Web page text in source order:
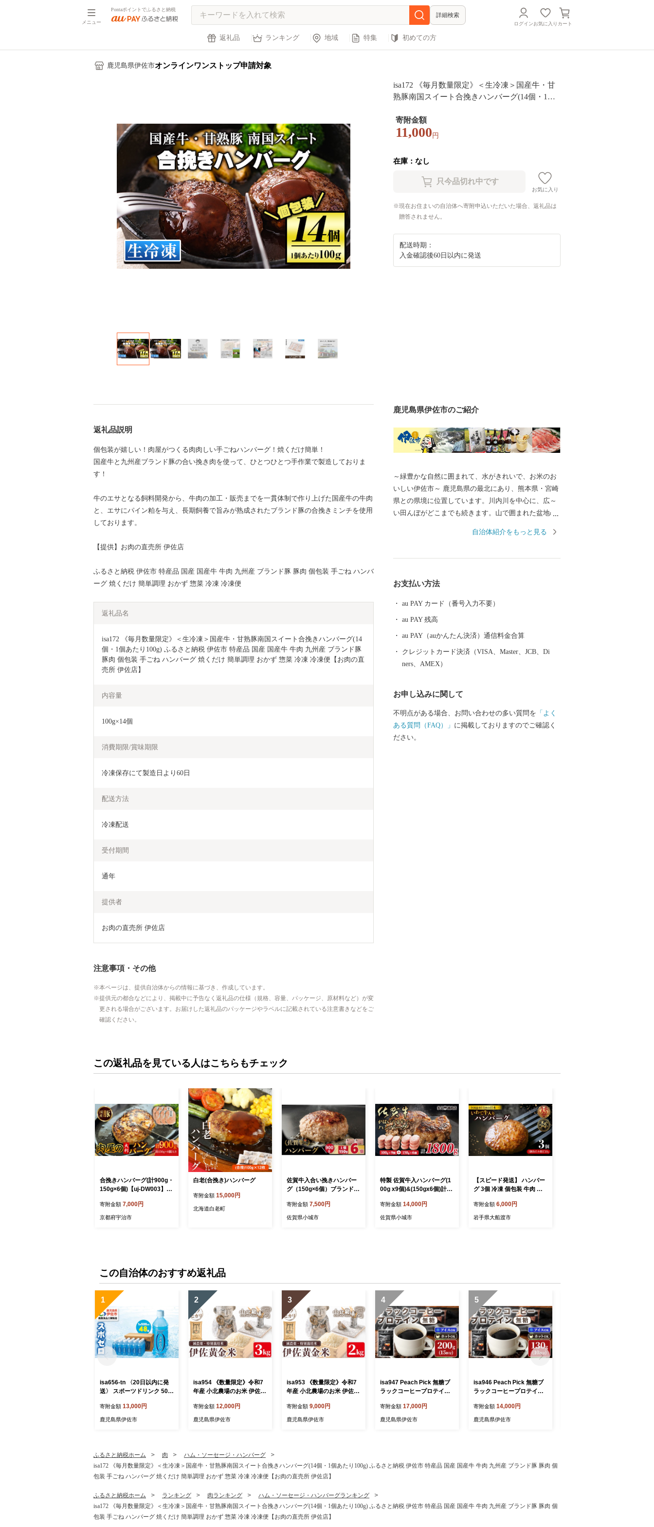
メニュー
Pontaポイントでふるさと納税
詳細検索
ログインお気に入り カート
返礼品 ランキング 地域 特集 初めての方
鹿児島県伊佐市オンラインワンストップ申請対象
isa172 《毎月数量限定》＜生冷凍＞国産牛・甘
熟豚南国スイート合挽きハンバーグ(14個・1個
国産牛 牛肉 九州産 ブランド豚 豚肉 個包装 手ご
ね ハンバーグ 焼くだけ 簡単調理 おかず 惣菜 冷
寄附金額
11,000 円
在庫：なし
お気に入り
現在お住まいの自治体へ寄附申込いただいた場合、返礼品は
贈答されません。
配送時期：
入金確認後60日以内に発送
返礼品説明
個包装が嬉しい！肉屋がつくる肉肉しい手ごねハンバーグ！焼くだけ簡単！
国産牛と九州産ブランド豚の合い挽き肉を使って、ひとつひとつ手作業で製造しておりま
す！
牛のエサとなる飼料開発から、牛肉の加工・販売までを一貫体制で作り上げた国産牛の牛肉
と、エサにパイン粕を与え、長期飼養で旨みが熟成されたブランド豚の合挽きミンチを使用
しております。
【提供】お肉の直売所 伊佐店
ふるさと納税 伊佐市 特産品 国産 国産牛 牛肉 九州産 ブランド豚 豚肉 個包装 手ごね ハンバ
ーグ 焼くだけ 簡単調理 おかず 惣菜 冷凍 冷凍便
返礼品名
isa172 《毎月数量限定》＜生冷凍＞国産牛・甘熟豚南国スイート合挽きハンバーグ(14
個・1個あたり100g) ふるさと納税 伊佐市 特産品 国産 国産牛 牛肉 九州産 ブランド豚
豚肉 個包装 手ごね ハンバーグ 焼くだけ 簡単調理 おかず 惣菜 冷凍 冷凍便【お肉の直
売所 伊佐店】
内容量
100g×14個
消費期限/賞味期限
冷凍保存にて製造日より60日
配送方法
冷凍配送
受付期間
通年
提供者
お肉の直売所 伊佐店
注意事項・その他
本ページは、提供自治体からの情報に基づき、作成しています。
提供元の都合などにより、掲載中に予告なく返礼品の仕様（規格、容量、パッケージ、原材料など）が変
更される場合がございます。お届けした返礼品のパッケージやラベルに記載されている注意書きなどをご
確認ください。
鹿児島県伊佐市のご紹介
～緑豊かな自然に囲まれて、水がきれいで、お米のお
いしい伊佐市～ 鹿児島県の最北にあり、熊本県・宮崎
県との県境に位置しています。川内川を中心に、広～
い田んぼがどこまでも続きます。山で囲まれた盆地の
しく『鹿児島の北海道』と言われるほどです。 伊佐市
自治体紹介をもっと見る
お支払い方法
au PAY カード（番号入力不要）
au PAY 残高
au PAY（auかんたん決済）通信料金合算
クレジットカード決済（VISA、Master、JCB、Di
ners、AMEX）
お申し込みに関して
不明点がある場合、お問い合わせの多い質問を 「よく
ある質問（FAQ）」 に掲載しておりますのでご確認く
ださい。
この返礼品を見ている人はこちらもチェック
合挽きハンバーグ(計900g・
150g×6個)【uj-DW003】
esh TAKAMI】
寄附金額 7,000円
京都府宇治市
白老(合挽き)ハンバーグ
寄附金額 15,000円
北海道白老町
佐賀牛入合い挽きハンバー
グ（150g×6個）ブランド牛
凍保存 ハンバーグ 焼くだけ
ミンチ肉 豚ミンチ 佐賀産豚
寄附金額 7,500円
佐賀県小城市
特製 佐賀牛入ハンバーグ(1
00g x9個)&(150gx6個)計18
ーシー 豚肉 冷凍保存 ハン
バーグ 焼くだけ ミンチ肉
寄附金額 14,000円
佐賀県小城市
【スピード発送】 ハンバー
グ 3個 冷凍 個包装 牛肉 肉
豚 合い挽き 合挽き 手作り
黒毛和牛 A5 A5ランク 簡単
寄附金額 6,000円
岩手県大船渡市
この自治体のおすすめ返礼品
1
isa656-tn 〈20日以内に発
送〉 スポーツドリンク 500
トル カロリーゼロ 天然アル
カリ 温泉水 でつくった ス
ル成分(ナトリウム) がたっ
含有 【財宝】
寄附金額 13,000円
鹿児島県伊佐市
2
isa954 《数量限定》令和7
年産 小北農場のお米 伊佐黄
児島 伊佐 お米 特別栽培米
伊佐米 白米 ヒノヒカリ ひ
寄附金額 12,000円
鹿児島県伊佐市
3
isa953 《数量限定》令和7
年産 小北農場のお米 伊佐黄
児島 伊佐 お米 特別栽培米
伊佐米 白米 ヒノヒカリ ひ
寄附金額 9,000円
鹿児島県伊佐市
4
isa947 Peach Pick 無糖ブ
ラックコーヒープロテイン
ブラック 無糖 ダイエット
置き換え 間食 低糖質 低脂
寄附金額 17,000円
鹿児島県伊佐市
5
isa946 Peach Pick 無糖ブ
ラックコーヒープロテイン
ブラック 無糖 ダイエット
置き換え 間食 低糖質 低脂
寄附金額 14,000円
鹿児島県伊佐市
ふるさと納税ホーム 肉
ハム・ソーセージ・ハンバーグ
isa172 《毎月数量限定》＜生冷凍＞国産牛・甘熟豚南国スイート合挽きハンバーグ(14個・1個あたり100g) ふるさと納税 伊佐市 特産品 国産 国産牛 牛肉 九州産 ブランド豚 豚肉 個
包装 手ごね ハンバーグ 焼くだけ 簡単調理 おかず 惣菜 冷凍 冷凍便【お肉の直売所 伊佐店】
ふるさと納税ホーム ランキング 肉ランキング
ハム・ソーセージ・ハンバーグランキング
isa172 《毎月数量限定》＜生冷凍＞国産牛・甘熟豚南国スイート合挽きハンバーグ(14個・1個あたり100g) ふるさと納税 伊佐市 特産品 国産 国産牛 牛肉 九州産 ブランド豚 豚肉 個
包装 手ごね ハンバーグ 焼くだけ 簡単調理 おかず 惣菜 冷凍 冷凍便【お肉の直売所 伊佐店】